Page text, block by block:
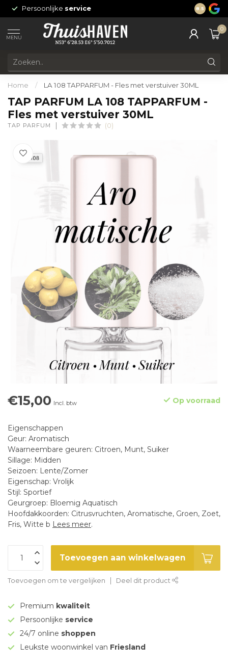
Persoonlijke service 24/7
8.5
MENU
0
Home / LA 108 TAPPARFUM - Fles met verstuiver 30ML
TAP PARFUM LA 108 TAPPARFUM -
Fles met verstuiver 30ML
TAP PARFUM (0)
€15,00 Incl. btw Op voorraad
Eigenschappen
Geur: Aromatisch
Waarneembare geuren: Citroen, Munt, Suiker
Sillage: Midden
Seizoen: Lente/Zomer
Eigenschap: Vrolijk
Stijl: Sportief
Geurgroep: Bloemig Aquatisch
Hoofdakkoorden: Citrusvruchten, Aromatische, Groen, Zoet,
Fris, Witte b Lees meer.
Toevoegen aan winkelwagen
Toevoegen om te vergelijken Deel dit product
Premium kwaliteit
Persoonlijke service
24/7 online shoppen
Leukste woonwinkel van Friesland